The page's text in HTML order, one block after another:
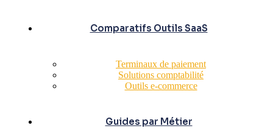
Comparatifs Outils SaaS
Terminaux de paiement
Solutions comptabilité
Outils e-commerce
Guides par Métier